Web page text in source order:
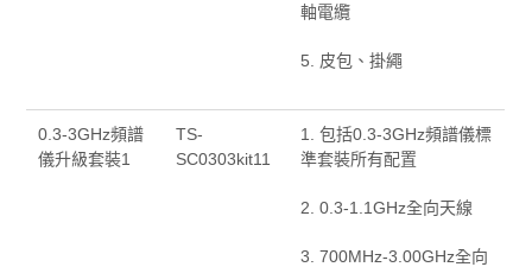
軸電纜
5. 皮包、掛繩
0.3-3GHz頻譜
儀升級套裝1
TS-
SC0303kit11
1. 包括0.3-3GHz頻譜儀標
準套裝所有配置
2. 0.3-1.1GHz全向天線
3. 700MHz-3.00GHz全向